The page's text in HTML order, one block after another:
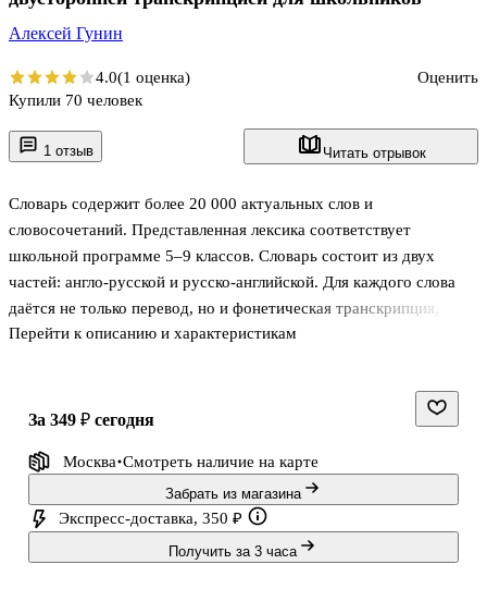
1 отзыв Читать отрывок
Словарь содержит более 20 000 актуальных слов и
словосочетаний. Представленная лексика соответствует
школьной программе 5–9 классов. Словарь состоит из двух
частей: англо-русской и русско-английской. Для каждого слова
даётся не только перевод, но и фонетическая транскрипция,
правильное ударение и грамматическая справка. Этот словарь
Перейти к описанию и характеристикам
Алексей Гунин
4.0(1 оценка)
Оценить
Купили 70 человек
за 349 ₽ сегодня
Москва Смотреть наличие на карте
Забрать из магазина
Экспресс-доставка, 350 ₽
Получить за 3 часа